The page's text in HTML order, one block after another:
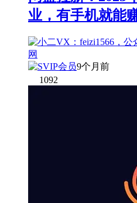
业，有手机就能
9个月前
1092